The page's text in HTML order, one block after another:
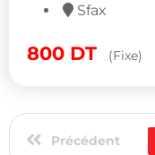
Sfax
800 DT (Fixe)
Précédent